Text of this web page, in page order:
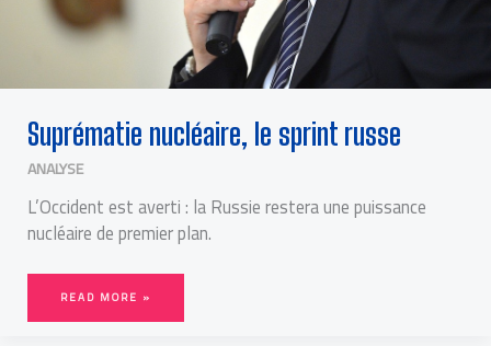
Suprématie nucléaire, le sprint russe
ANALYSE
L’Occident est averti : la Russie restera une puissance
nucléaire de premier plan.
READ MORE »